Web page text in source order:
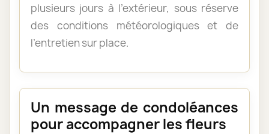
plusieurs jours à l’extérieur, sous réserve
des conditions météorologiques et de
l’entretien sur place.
Un message de condoléances
pour accompagner les fleurs